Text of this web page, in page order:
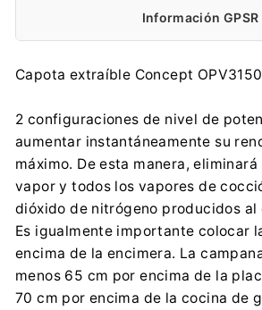
Información GPSR
Fabricante:
Jindřich Valenta –
info@my-
+420 465 471 400
Importador:
Jindřich Valenta –
Vysokomytska 1800,
info@my-
+420 465 471 400
Capota extraíble Concept
2 configuraciones de nivel de
aumentar instantáneamente su
máximo. De esta manera,
vapor y todos los vapores de
dióxido de nitrógeno producidos al
Es igualmente importante colocar
encima de la encimera. La
menos 65 cm por encima de la
70 cm por encima de la cocina de